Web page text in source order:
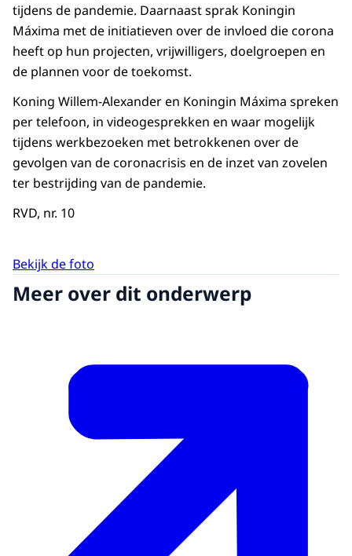
tijdens de pandemie. Daarnaast sprak Koningin
Máxima met de initiatieven over de invloed die corona
heeft op hun projecten, vrijwilligers, doelgroepen en
de plannen voor de toekomst.
Koning Willem-Alexander en Koningin Máxima spreken
per telefoon, in videogesprekken en waar mogelijk
tijdens werkbezoeken met betrokkenen over de
gevolgen van de coronacrisis en de inzet van zovelen
ter bestrijding van de pandemie.
RVD, nr. 10
Bekijk de foto
Meer over dit onderwerp